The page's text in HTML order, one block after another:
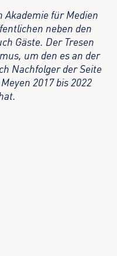
Akademie für Medien
neben den
Gäste. Der Tresen
um den es an der
Nachfolger der Seite
2017 bis 2022